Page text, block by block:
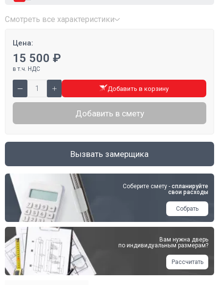
Смотреть все характеристики
Цена:
15 500 ₽
в т.ч. НДС
Добавить в корзину
Добавить в смету
Вызвать замерщика
Соберите смету - спланируйте
свои расходы
Собрать
Вам нужна дверь
по индивидуальным размерам?
Рассчитать